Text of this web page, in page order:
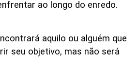
ao longo do enredo.
aquilo ou alguém que
seu objetivo, mas não será